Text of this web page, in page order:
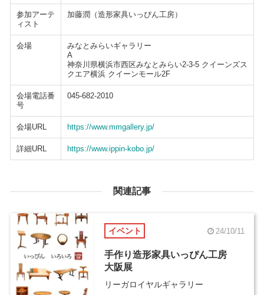
参加アーテ
ィスト
加藤潤（造形家具いっぴん工房）
会場
みなとみらいギャラリー
A
神奈川県横浜市西区みなとみらい2-3-5 クイーンズス
クエア横浜 クイーンモール2F
会場電話番
号
045-682-2010
会場URL https://www.mmgallery.jp/
詳細URL https://www.ippin-kobo.jp/
関連記事
イベント 24/10/11
手作り造形家具いっぴん工房
大阪展
リーガロイヤルギャラリー